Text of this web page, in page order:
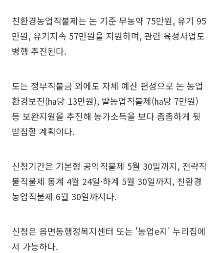
친환경농업직불제는 논 기준 무농약 75만원, 유기 95
만원, 유기지속 57만원을 지원하며, 관련 육성사업도
병행 추진된다.
도는 정부직불금 외에도 자체 예산 편성으로 논 농업
환경보전(㏊당 13만원), 밭농업직불제(㏊당 7만원)
등 보완지원을 추진해 농가소득을 보다 촘촘하게 뒷
받침할 계획이다.
신청기간은 기본형 공익직불제 5월 30일까지, 전략작
물직불제 동계 4월 24일·하계 5월 30일까지, 친환경
농업직불제 6월 30일까지다.
신청은 읍면동행정복지센터 또는 '농업e지' 누리집에
서 가능하다.